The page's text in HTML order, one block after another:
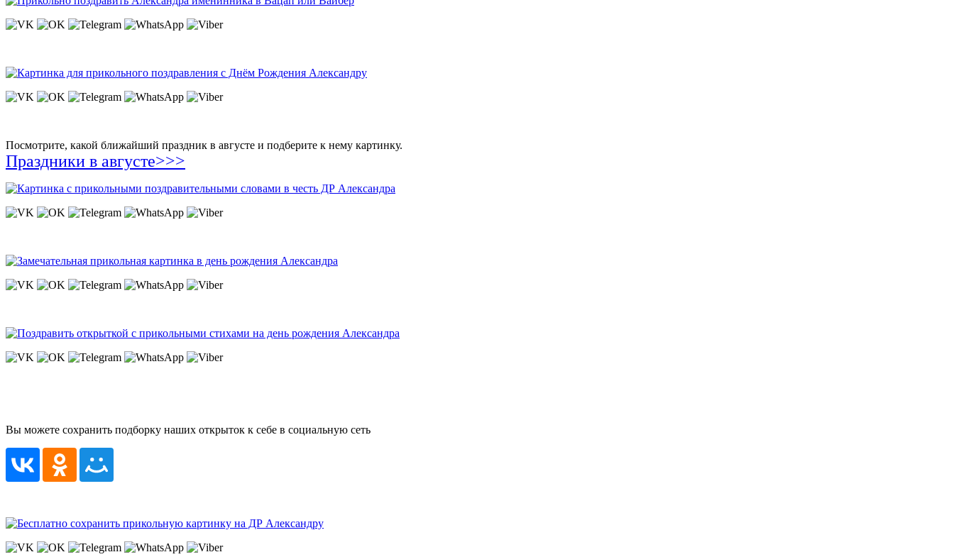
Посмотрите, какой ближайший праздник в августе и подберите к нему картинку.
Праздники в августе>>>
Вы можете сохранить подборку наших открыток к себе в социальную сеть